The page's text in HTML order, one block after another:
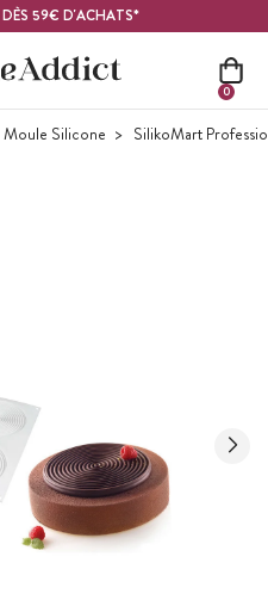
DÈS 59€ D'ACHATS*
0
Moule Silicone SilikoMart